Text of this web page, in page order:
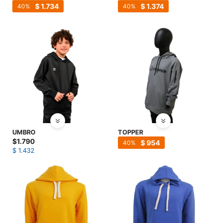
$1.734
40 $1.374
40
UMBRO
$1.790
$ 1.432
TOPPER
$954
40